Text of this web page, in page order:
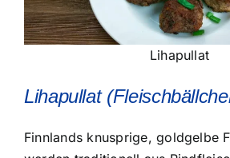
Lihapullat
Lihapullat
Finnlands knusprige, goldgelbe